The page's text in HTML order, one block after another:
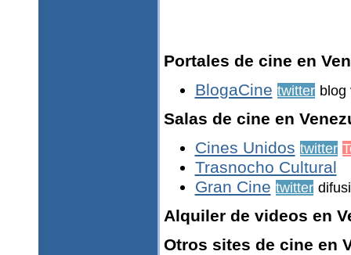
Portales de cine en
BlogaCine twitter blog
Salas de cine en
Cines Unidos twitter
Trasnocho Cultural
Gran Cine twitter
Alquiler de videos en
Otros sites de cine en